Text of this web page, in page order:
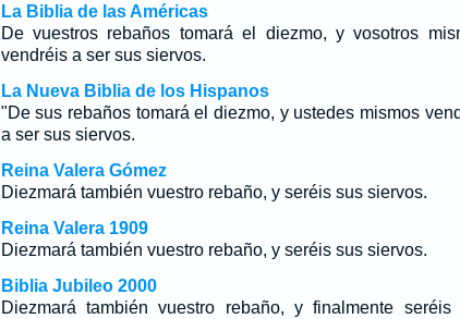
La Biblia de las Américas
De vuestros rebaños tomará el diezmo, y vosotros
vendréis a ser sus siervos.
La Nueva Biblia de los Hispanos
"De sus rebaños tomará el diezmo, y ustedes mismos
a ser sus siervos.
Reina Valera Gómez
Diezmará también vuestro rebaño, y seréis sus siervos.
Reina Valera 1909
Diezmará también vuestro rebaño, y seréis sus siervos.
Biblia Jubileo 2000
Diezmará también vuestro rebaño, yfinalmente seréis